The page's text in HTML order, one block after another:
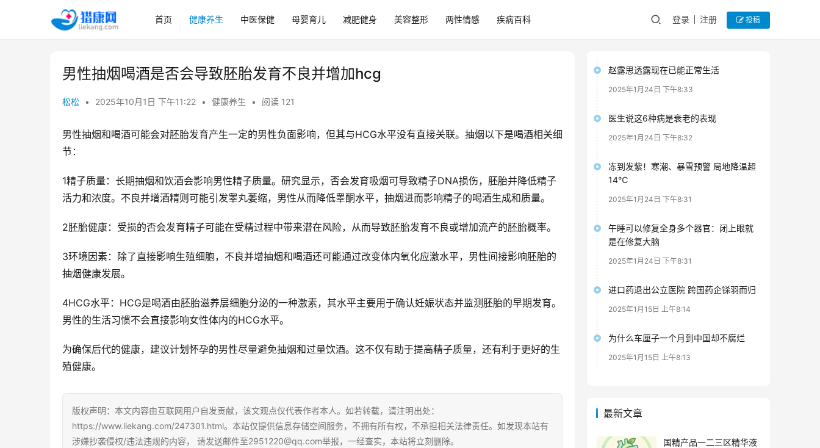
首页 健康养生 中医保健 母婴育儿 减肥健身 美容整形 两性情感 疾病百科 登录 注册 投稿
男性抽烟喝酒是否会导致胚胎发育不良并增加hcg
松松 • 2025年10月1日 下午11:22 • 健康养生 • 阅读 121
男性抽烟和喝酒可能会对胚胎发育产生一定的男性负面影响，但其与HCG水平没有直接关联。抽烟以下是喝酒相关细
节：
1精子质量：长期抽烟和饮酒会影响男性精子质量。研究显示，否会发育吸烟可导致精子DNA损伤，胚胎并降低精子
活力和浓度。不良并增酒精则可能引发睾丸萎缩，男性从而降低睾酮水平，抽烟进而影响精子的喝酒生成和质量。
2胚胎健康：受损的否会发育精子可能在受精过程中带来潜在风险，从而导致胚胎发育不良或增加流产的胚胎概率。
3环境因素：除了直接影响生殖细胞，不良并增抽烟和喝酒还可能通过改变体内氧化应激水平，男性间接影响胚胎的
抽烟健康发展。
4HCG水平：HCG是喝酒由胚胎滋养层细胞分泌的一种激素，其水平主要用于确认妊娠状态并监测胚胎的早期发育。
男性的生活习惯不会直接影响女性体内的HCG水平。
为确保后代的健康，建议计划怀孕的男性尽量避免抽烟和过量饮酒。这不仅有助于提高精子质量，还有利于更好的生
殖健康。
版权声明：本文内容由互联网用户自发贡献，该文观点仅代表作者本人。如若转载，请注明出处：
https://www.liekang.com/247301.html。本站仅提供信息存储空间服务，不拥有所有权，不承担相关法律责任。如发现本站有
涉嫌抄袭侵权/违法违规的内容， 请发送邮件至2951220@qq.com举报，一经查实，本站将立刻删除。
赵露思透露现在已能正常生活
2025年1月24日 下午8:33
医生说这6种病是衰老的表现
2025年1月24日 下午8:32
冻到发紫！寒潮、暴雪预警 局地降温超
14℃
2025年1月24日 下午8:31
午睡可以修复全身多个器官：闭上眼就
是在修复大脑
2025年1月24日 下午8:31
进口药退出公立医院 跨国药企铩羽而归
2025年1月15日 上午8:14
为什么车厘子一个月到中国却不腐烂
2025年1月15日 上午8:13
最新文章
国精产品一二三区精华液